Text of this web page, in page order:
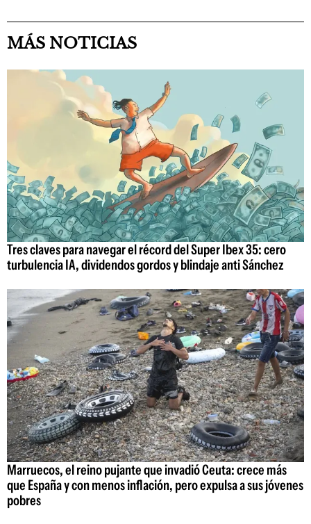
MÁS NOTICIAS
Tres claves para navegar el récord del Super Ibex 35: cero
turbulencia IA, dividendos gordos y blindaje anti Sánchez
Marruecos, el reino pujante que invadió Ceuta: crece más
que España y con menos inflación, pero expulsa a sus jóvenes
pobres